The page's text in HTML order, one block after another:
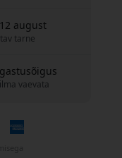
august
tarne
vaevata